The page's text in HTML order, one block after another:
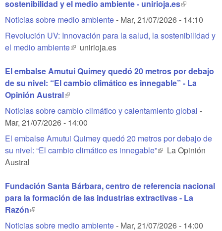
sostenibilidad y el medio ambiente - unirioja.es(link is
external)
Noticias sobre medio ambiente- Mar, 21/07/2026 - 14:10
Revolución UV: Innovación para la salud, la sostenibilidad y
el medio ambiente(link is external)
unirioja.es
El embalse Amutui Quimey quedó 20 metros por debajo
de su nivel: “El cambio climático es innegable” - La
Opinión Austral(link is external)
Noticias sobre cambio climático y calentamiento global -
Mar, 21/07/2026 - 14:00
El embalse Amutui Quimey quedó 20 metros por debajo de
su nivel: “El cambio climático es innegable”(link is external)
La Opinión
Austral
Fundación Santa Bárbara, centro de referencia nacional
para la formación de las industrias extractivas - La
Razón(link is external)
Noticias sobre medio ambiente- Mar, 21/07/2026 - 14:00